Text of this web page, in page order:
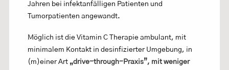
Jahren bei infektanfälligen Patienten und
Tumorpatienten angewandt.
Möglich ist die Vitamin C Therapie ambulant, mit
minimalem Kontakt in desinfizierter Umgebung, in
(m)einer Art „drive-through-Praxis”, mit weniger